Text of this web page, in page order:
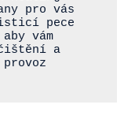
pro vás
pece
vám
a